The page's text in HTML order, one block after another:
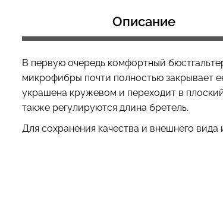
Описание
В первую очередь комфортный
микрофибры почти полностью закрывает
украшена кружевом и переходит в
также регулируются длина бретель.
Для сохранения качества и внешнего